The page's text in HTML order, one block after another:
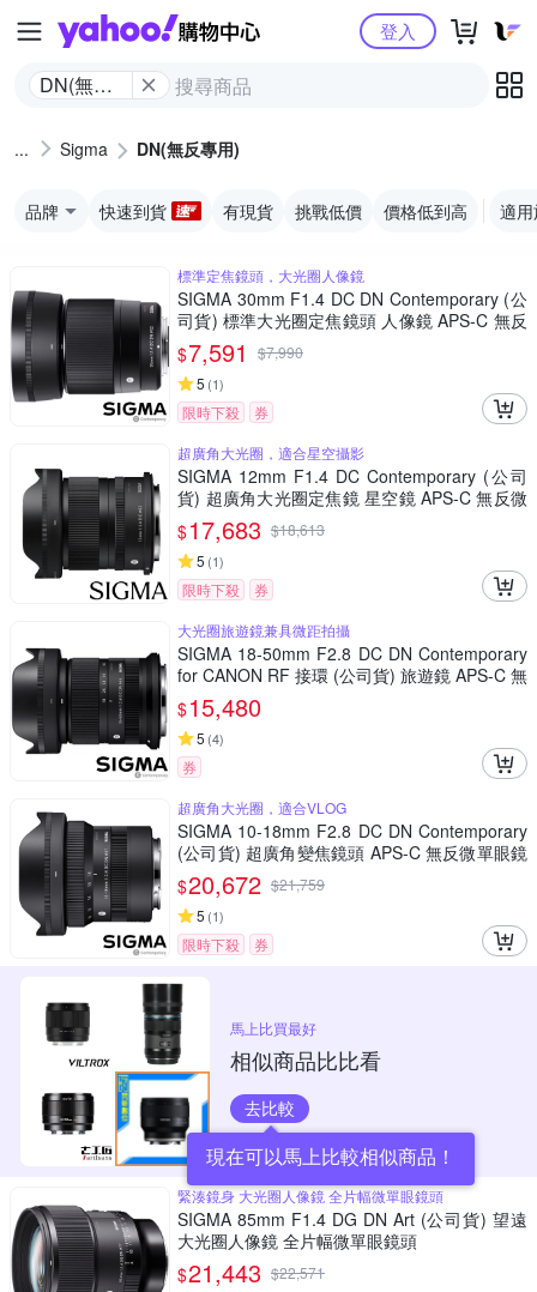
Yahoo購物中心
DN(無反
登入
Sigma DN(無反專用)
品牌 快速到貨 有現貨 挑戰低價 價格低到高 適
標準定焦鏡頭，大光圈人像鏡
SIGMA 30mm F1.4 DC DN Contemporary (公
司貨) 標準大光圈定焦鏡頭 人像鏡 APS-C 無反
微單眼專用鏡頭
$7,591 $7,990
5 (1)
限時下殺
券
超廣角大光圈，適合星空攝影
SIGMA 12mm F1.4 DC Contemporary (公司
貨) 超廣角大光圈定焦鏡 星空鏡 APS-C 無反微
單眼專用鏡頭
$17,683 $18,613
5 (1)
限時下殺
券
大光圈旅遊鏡兼具微距拍攝
SIGMA 18-50mm F2.8 DC DN Contemporary
for CANON RF 接環 (公司貨) 旅遊鏡 APS-C 無
反微單眼專用鏡頭
$15,480
5 (4)
券
超廣角大光圈，適合VLOG
SIGMA 10-18mm F2.8 DC DN Contemporary
(公司貨) 超廣角變焦鏡頭 APS-C 無反微單眼鏡
頭
$20,672 $21,759
5 (1)
限時下殺 券
馬上比買最好
相似商品比比看
去比較
現在可以馬上比較相似商品！
緊湊鏡身 大光圈人像鏡 全片幅微單眼鏡頭
SIGMA 85mm F1.4 DG DN Art (公司貨) 望遠
大光圈人像鏡 全片幅微單眼鏡頭
$21,443 $22,571